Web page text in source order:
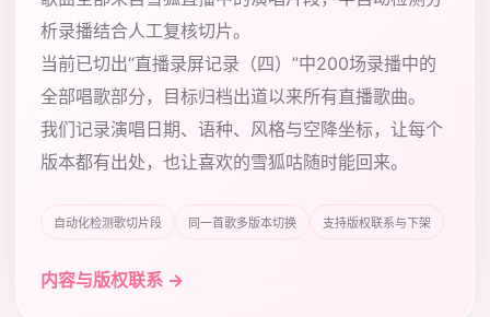
析录播结合人工复核切片。
当前已切出“直播录屏记录（四）”中200场录播中的
全部唱歌部分，目标归档出道以来所有直播歌曲。
我们记录演唱日期、语种、风格与空降坐标，让每个
版本都有出处，也让喜欢的雪狐咕随时能回来。
自动化检测歌切片段 同一首歌多版本切换 支持版权联系与下架
内容与版权联系 →